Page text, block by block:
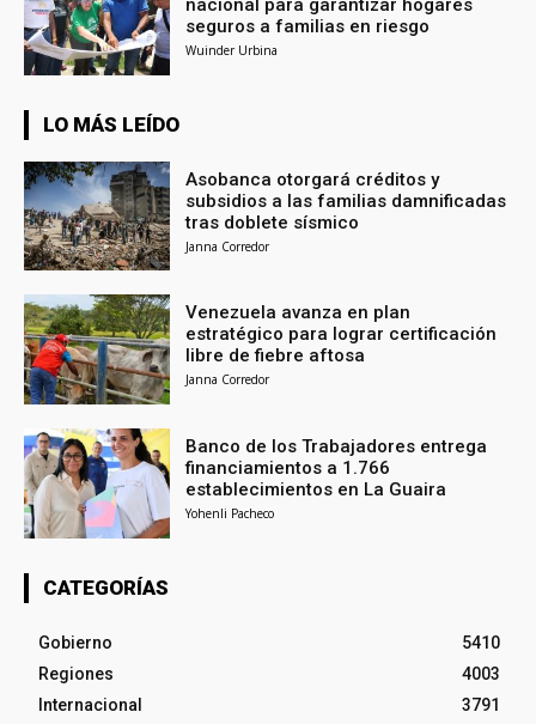
nacional para garantizar hogares
seguros a familias en riesgo
Wuinder Urbina
LO MÁS LEÍDO
Asobanca otorgará créditos y
subsidios a las familias damnificadas
tras doblete sísmico
Janna Corredor
Venezuela avanza en plan
estratégico para lograr certificación
libre de fiebre aftosa
Janna Corredor
Banco de los Trabajadores entrega
financiamientos a 1.766
establecimientos en La Guaira
Yohenli Pacheco
CATEGORÍAS
Gobierno
5410
Regiones
4003
Internacional
3791